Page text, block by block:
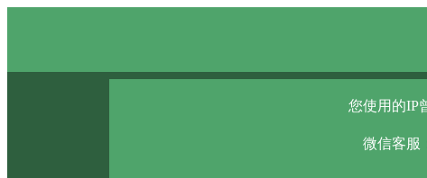
您使用的IP
微信客服